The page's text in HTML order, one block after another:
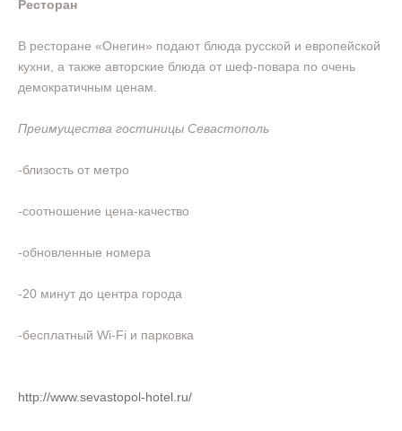
Ресторан
В ресторане «Онегин» подают блюда русской и европейской
кухни, а также авторские блюда от шеф-повара по очень
демократичным ценам.
Преимущества гостиницы Севастополь
-близость от метро
-соотношение цена-качество
-обновленные номера
-20 минут до центра города
-бесплатный Wi-Fi и парковка
http://www.sevastopol-hotel.ru/